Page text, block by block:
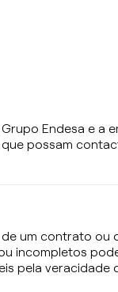
Endesa e a
possam
um contrato ou
incompletos
pela veracidade